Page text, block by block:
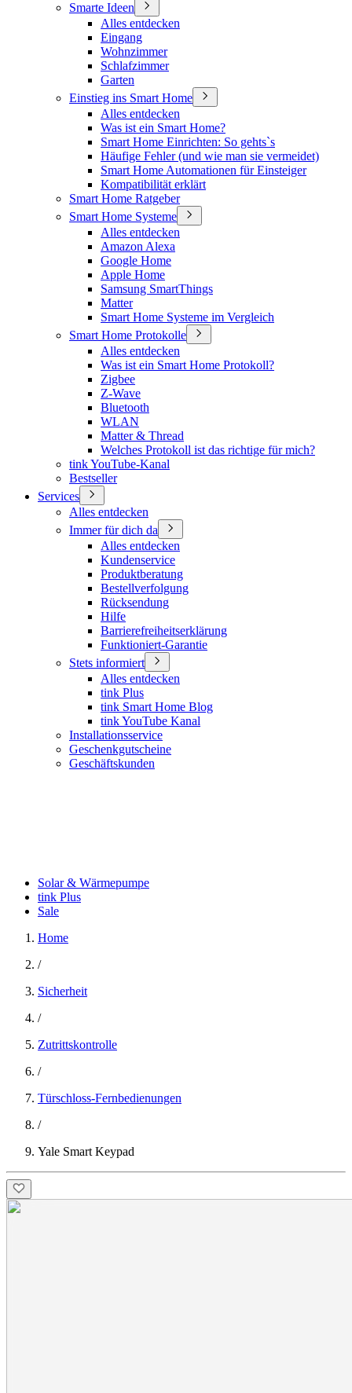
Smarte Ideen
Alles entdecken
Eingang
Wohnzimmer
Schlafzimmer
Garten
Einstieg ins Smart Home
Alles entdecken
Was ist ein Smart Home?
Smart Home Einrichten: So gehts`s
Häufige Fehler (und wie man sie vermeidet)
Smart Home Automationen für Einsteiger
Kompatibilität erklärt
Smart Home Ratgeber
Smart Home Systeme
Alles entdecken
Amazon Alexa
Google Home
Apple Home
Samsung SmartThings
Matter
Smart Home Systeme im Vergleich
Smart Home Protokolle
Alles entdecken
Was ist ein Smart Home Protokoll?
Zigbee
Z-Wave
Bluetooth
WLAN
Matter & Thread
Welches Protokoll ist das richtige für mich?
tink YouTube-Kanal
Bestseller
Services
Alles entdecken
Immer für dich da
Alles entdecken
Kundenservice
Produktberatung
Bestellverfolgung
Rücksendung
Hilfe
Barrierefreiheitserklärung
Funktioniert-Garantie
Stets informiert
Alles entdecken
tink Plus
tink Smart Home Blog
tink YouTube Kanal
Installationsservice
Geschenkgutscheine
Geschäftskunden
Solar & Wärmepumpe
tink Plus
Sale
Home
/
Sicherheit
/
Zutrittskontrolle
/
Türschloss-Fernbedienungen
/
Yale Smart Keypad